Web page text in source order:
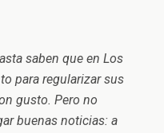
saben que en Los
para regularizar sus
gusto. Pero no
buenas noticias: a